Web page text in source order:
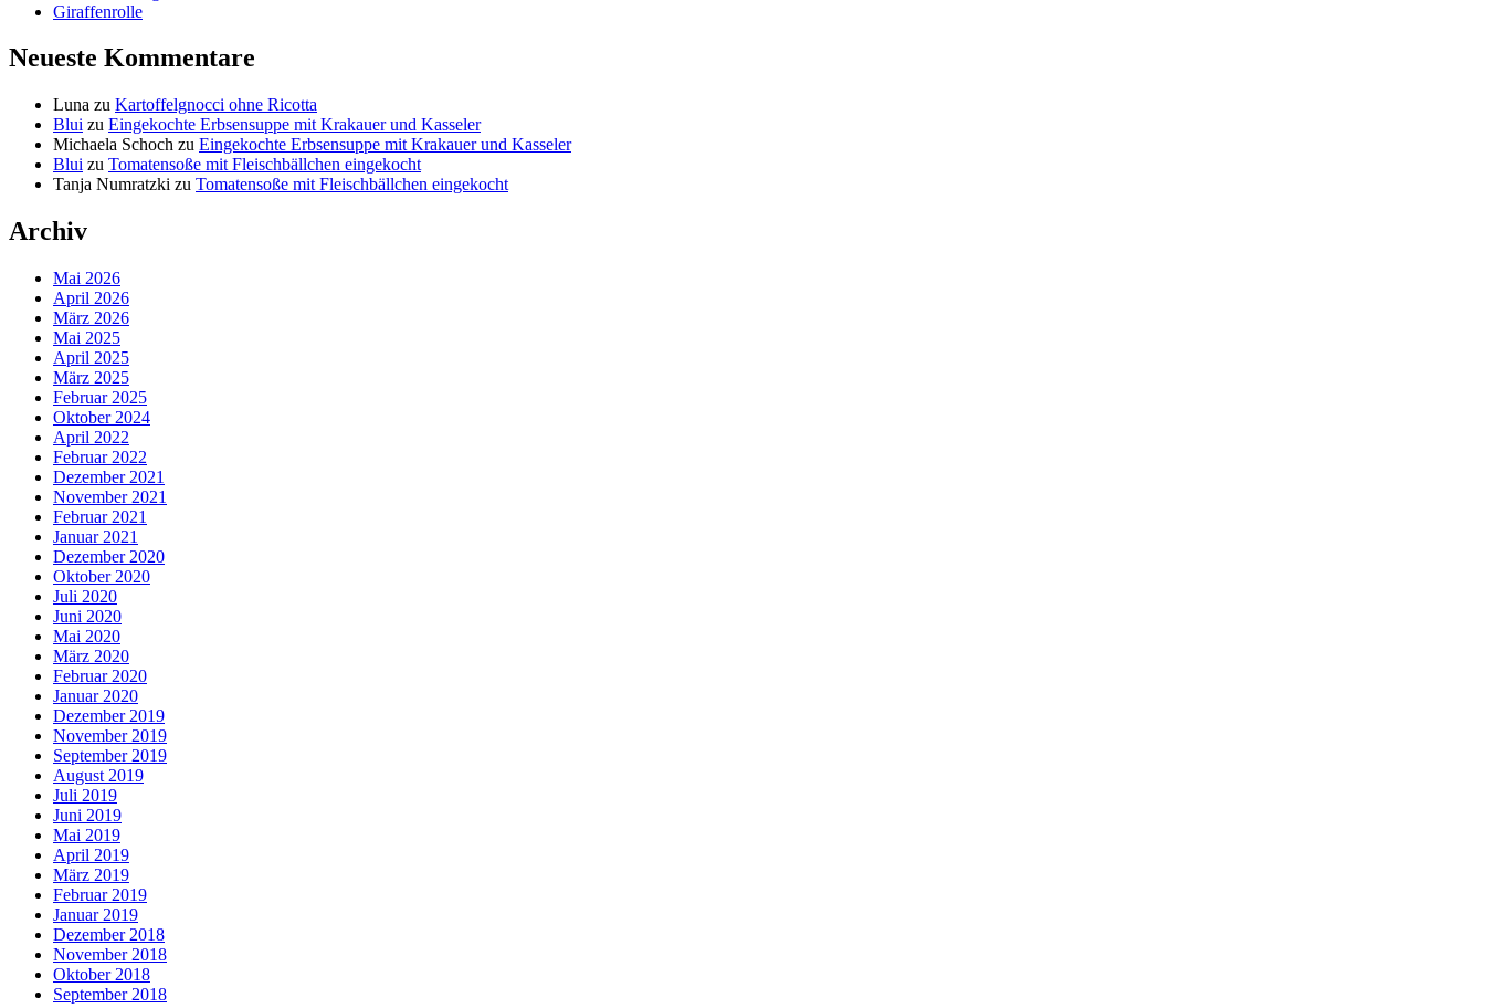
Giraffenrolle
Neueste Kommentare
Luna zu Kartoffelgnocci ohne Ricotta
Blui zu Eingekochte Erbsensuppe mit Krakauer und Kasseler
Michaela Schoch zu Eingekochte Erbsensuppe mit Krakauer und Kasseler
Blui zu Tomatensoße mit Fleischbällchen eingekocht
Tanja Numratzki zu Tomatensoße mit Fleischbällchen eingekocht
Archiv
Mai 2026
April 2026
März 2026
Mai 2025
April 2025
März 2025
Februar 2025
Oktober 2024
April 2022
Februar 2022
Dezember 2021
November 2021
Februar 2021
Januar 2021
Dezember 2020
Oktober 2020
Juli 2020
Juni 2020
Mai 2020
März 2020
Februar 2020
Januar 2020
Dezember 2019
November 2019
September 2019
August 2019
Juli 2019
Juni 2019
Mai 2019
April 2019
März 2019
Februar 2019
Januar 2019
Dezember 2018
November 2018
Oktober 2018
September 2018